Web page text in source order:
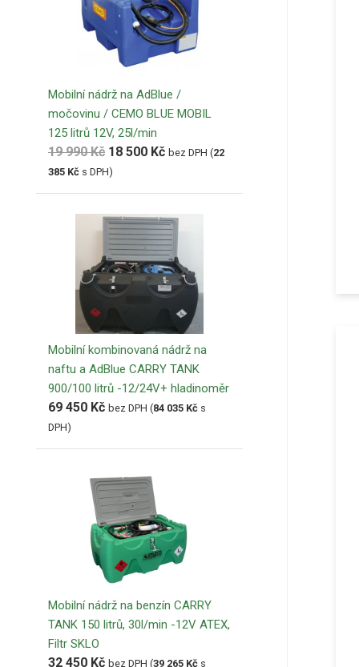
Mobilní nádrž na AdBlue /
močovinu / CEMO BLUE MOBIL
125 litrů 12V, 25l/min
19 990Kč 18 500 Kč bez DPH (22
385 Kč s DPH)
Mobilní kombinovaná nádrž na
naftu a AdBlue CARRY TANK
900/100 litrů -12/24V+ hladinoměr
69 450 Kč bez DPH (84 035 Kč s
DPH)
Mobilní nádrž na benzín CARRY
TANK 150 litrů, 30l/min -12V ATEX,
Filtr SKLO
32 450 Kč bez DPH (39 265 Kč s